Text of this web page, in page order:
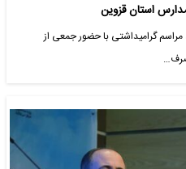
استان قزوین
مراسم گرامیداشتی با حضور جمعی از